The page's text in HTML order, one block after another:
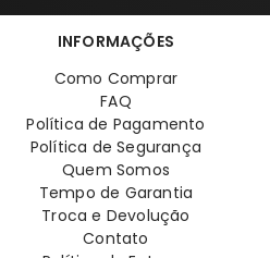
INFORMAÇÕES
Como Comprar
FAQ
Política de Pagamento
Política de Segurança
Quem Somos
Tempo de Garantia
Troca e Devolução
Contato